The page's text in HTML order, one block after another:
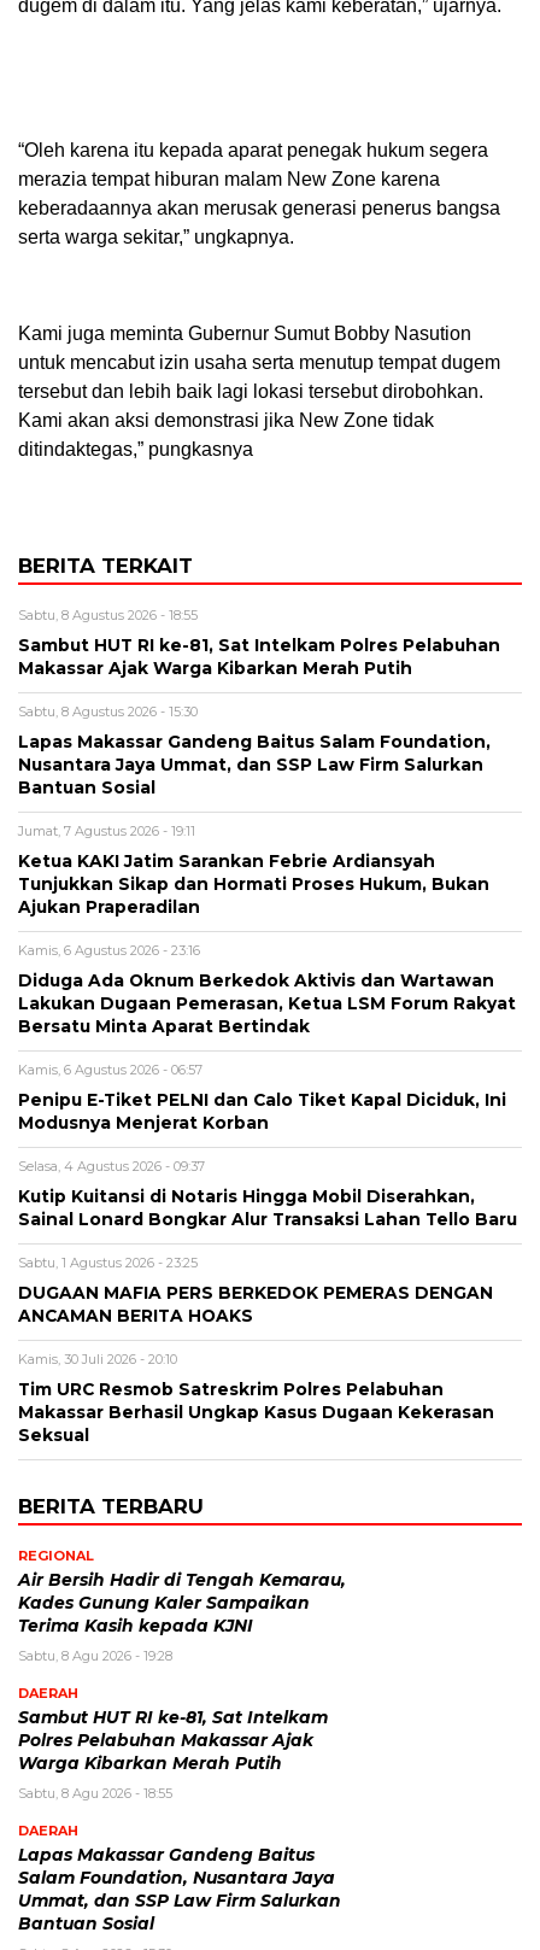
dugem di dalam itu. Yang jelas kami keberatan,” ujarnya.
“Oleh karena itu kepada aparat penegak hukum segera
merazia tempat hiburan malam New Zone karena
keberadaannya akan merusak generasi penerus bangsa
serta warga sekitar,” ungkapnya.
Kami juga meminta Gubernur Sumut Bobby Nasution
untuk mencabut izin usaha serta menutup tempat dugem
tersebut dan lebih baik lagi lokasi tersebut dirobohkan.
Kami akan aksi demonstrasi jika New Zone tidak
ditindaktegas,” pungkasnya
BERITA TERKAIT
Sabtu, 8 Agustus 2026 - 18:55
Sambut HUT RI ke-81, Sat Intelkam Polres Pelabuhan
Makassar Ajak Warga Kibarkan Merah Putih
Sabtu, 8 Agustus 2026 - 15:30
Lapas Makassar Gandeng Baitus Salam Foundation,
Nusantara Jaya Ummat, dan SSP Law Firm Salurkan
Bantuan Sosial
Jumat, 7 Agustus 2026 - 19:11
Ketua KAKI Jatim Sarankan Febrie Ardiansyah
Tunjukkan Sikap dan Hormati Proses Hukum, Bukan
Ajukan Praperadilan
Kamis, 6 Agustus 2026 - 23:16
Diduga Ada Oknum Berkedok Aktivis dan Wartawan
Lakukan Dugaan Pemerasan, Ketua LSM Forum Rakyat
Bersatu Minta Aparat Bertindak
Kamis, 6 Agustus 2026 - 06:57
Penipu E-Tiket PELNI dan Calo Tiket Kapal Diciduk, Ini
Modusnya Menjerat Korban
Selasa, 4 Agustus 2026 - 09:37
Kutip Kuitansi di Notaris Hingga Mobil Diserahkan,
Sainal Lonard Bongkar Alur Transaksi Lahan Tello Baru
Sabtu, 1 Agustus 2026 - 23:25
DUGAAN MAFIA PERS BERKEDOK PEMERAS DENGAN
ANCAMAN BERITA HOAKS
Kamis, 30 Juli 2026 - 20:10
Tim URC Resmob Satreskrim Polres Pelabuhan
Makassar Berhasil Ungkap Kasus Dugaan Kekerasan
Seksual
BERITA TERBARU
REGIONAL
Air Bersih Hadir di Tengah Kemarau,
Kades Gunung Kaler Sampaikan
Terima Kasih kepada KJNI
Sabtu, 8 Agu 2026 - 19:28
DAERAH
Sambut HUT RI ke-81, Sat Intelkam
Polres Pelabuhan Makassar Ajak
Warga Kibarkan Merah Putih
Sabtu, 8 Agu 2026 - 18:55
DAERAH
Lapas Makassar Gandeng Baitus
Salam Foundation, Nusantara Jaya
Ummat, dan SSP Law Firm Salurkan
Bantuan Sosial